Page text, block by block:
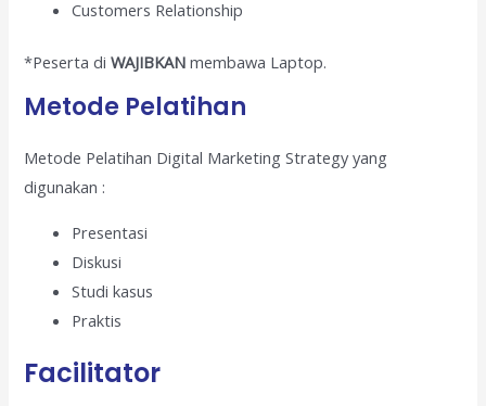
Customers Relationship
*Peserta diWAJIBKAN membawa Laptop.
Metode Pelatihan
Metode Pelatihan Digital Marketing Strategy yang
digunakan :
Presentasi
Diskusi
Studi kasus
Praktis
Facilitator